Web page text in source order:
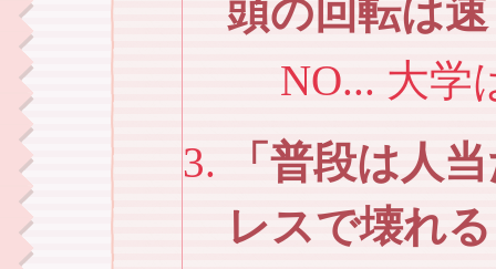
頭の回転は
NO... 大
普段は人
レスで壊れ